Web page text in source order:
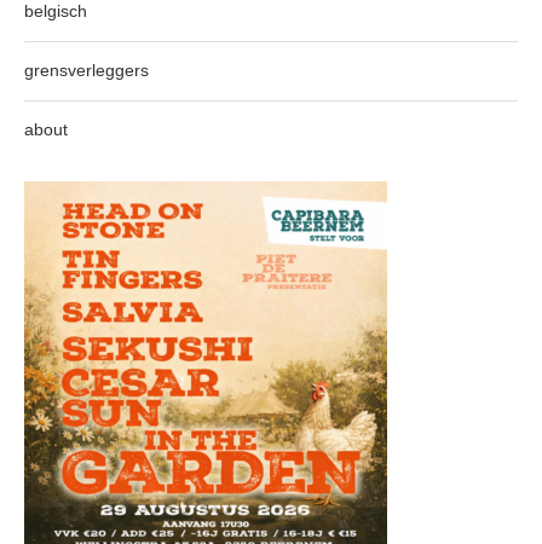
belgisch
grensverleggers
about